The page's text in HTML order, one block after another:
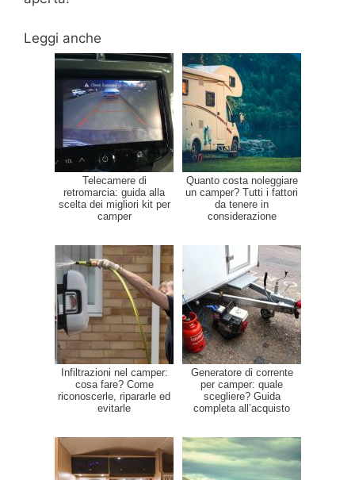
Leggi anche
Telecamere di
retromarcia: guida alla
scelta dei migliori kit per
camper
Quanto costa noleggiare
un camper? Tutti i fattori
da tenere in
considerazione
Infiltrazioni nel camper:
cosa fare? Come
riconoscerle, ripararle ed
evitarle
Generatore di corrente
per camper: quale
scegliere? Guida
completa all’acquisto